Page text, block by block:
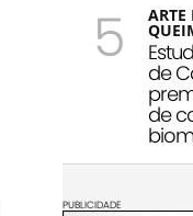
5 ARTE
de
de
PUBLICIDADE